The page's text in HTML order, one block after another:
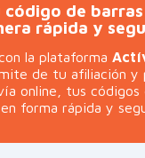
de barras
rápida y
la plataforma
de tu afiliación y
online, tus códigos
forma rápida y